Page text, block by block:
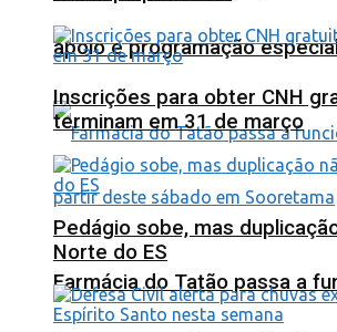
apoio e programação
Farmácia do Tatão passa a
Inscrições para obter CNH
terminam em 31 de março
Pedágio sobe, mas
Norte do ES